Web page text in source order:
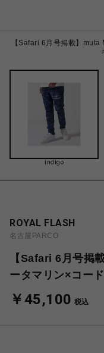
【Safari 6月号掲載】
indigo
ROYAL FLASH
名古屋PARCO
【Safari 6月号掲
ータマリン×コー
￥45,100 税込